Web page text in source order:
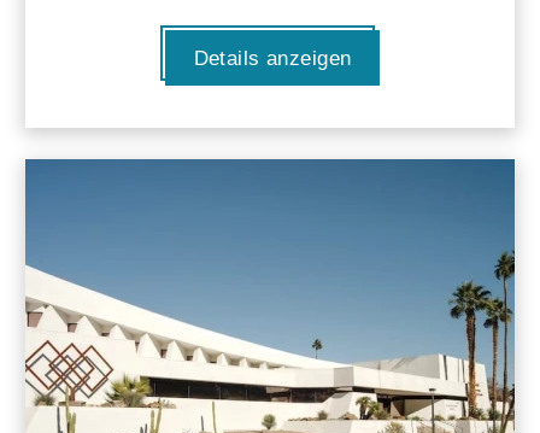
Details anzeigen